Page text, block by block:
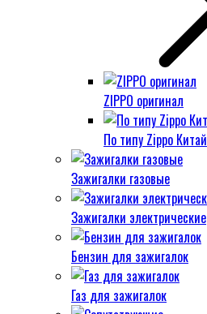
ZIPPO оригинал
По типу Zippo Китай
Зажигалки газовые
Зажигалки электрические
Бензин для зажигалок
Газ для зажигалок